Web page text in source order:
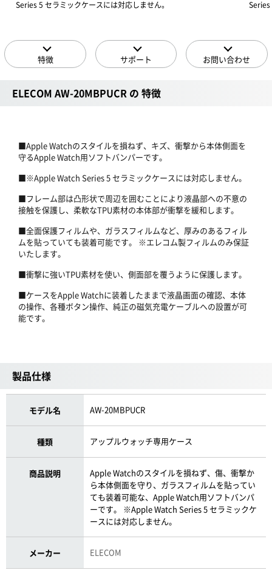
Series 5 セラミックケースには対応しません。
Series
特徴 サポート お問い合わせ
ELECOM AW-20MBPUCR の 特徴
■Apple Watchのスタイルを損ねず、キズ、衝撃から本体側面を
守るApple Watch用ソフトバンパーです。
■※Apple Watch Series 5 セラミックケースには対応しません。
■フレーム部は凸形状で周辺を囲むことにより液晶部への不意の
接触を保護し、柔軟なTPU素材の本体部が衝撃を緩和します。
■全面保護フィルムや、ガラスフィルムなど、厚みのあるフィル
ムを貼っていても装着可能です。 ※エレコム製フィルムのみ保証
いたします。
■衝撃に強いTPU素材を使い、側面部を覆うように保護します。
■ケースをApple Watchに装着したままで液晶画面の確認、本体
の操作、各種ボタン操作、純正の磁気充電ケーブルへの設置が可
能です。
製品仕様
モデル名 AW-20MBPUCR
種類 アップルウォッチ専用ケース
商品説明
Apple Watchのスタイルを損ねず、傷、衝撃か
ら本体側面を守り、ガラスフィルムを貼ってい
ても装着可能な、Apple Watch用ソフトバンパ
ーです。 ※Apple Watch Series 5 セラミックケ
ースには対応しません。
メーカー ELECOM